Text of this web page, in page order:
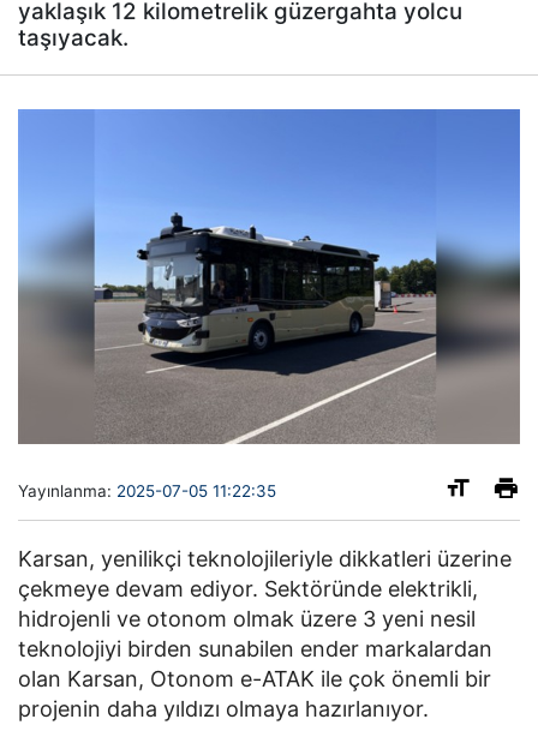
yaklaşık 12 kilometrelik güzergahta yolcu
taşıyacak.
Yayınlanma: 2025-07-05 11:22:35
Karsan, yenilikçi teknolojileriyle dikkatleri üzerine
çekmeye devam ediyor. Sektöründe elektrikli,
hidrojenli ve otonom olmak üzere 3 yeni nesil
teknolojiyi birden sunabilen ender markalardan
olan Karsan, Otonom e-ATAK ile çok önemli bir
projenin daha yıldızı olmaya hazırlanıyor.